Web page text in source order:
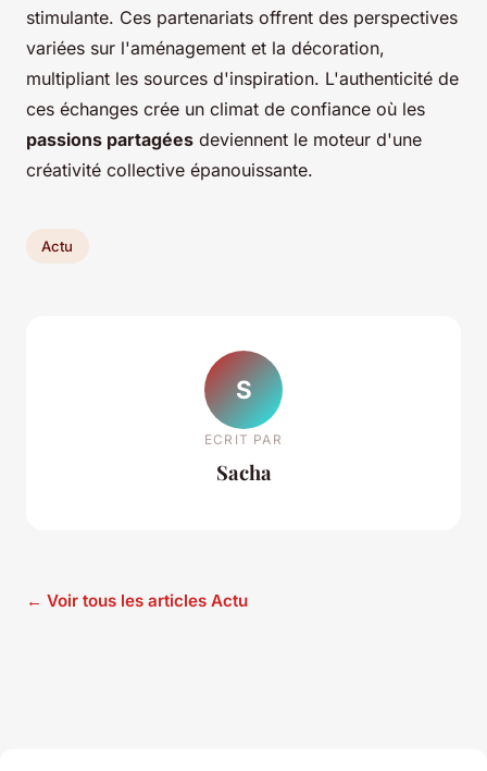
stimulante. Ces partenariats offrent des perspectives
variées sur l'aménagement et la décoration,
multipliant les sources d'inspiration. L'authenticité de
ces échanges crée un climat de confiance où les
passions partagées deviennent le moteur d'une
créativité collective épanouissante.
Actu
S
ECRIT PAR
Sacha
← Voir tous les articles Actu